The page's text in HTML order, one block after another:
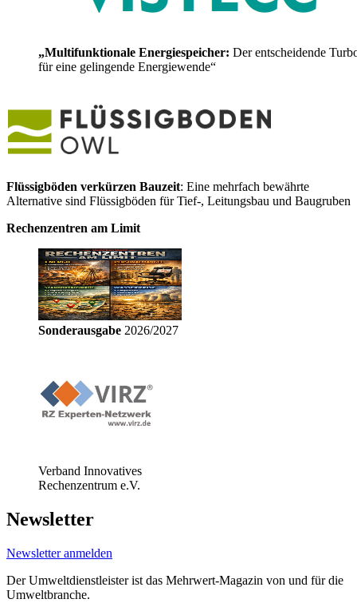
„Multifunktionale Energiespeicher: Der entscheidende
für eine gelingende Energiewende“
Flüssigböden verkürzen Bauzeit: Eine mehrfach bewährte
Alternative sind Flüssigböden für Tief-, Leitungsbau und Baugruben
Rechenzentren am Limit
Sonderausgabe 2026/2027
Verband Innovatives
Rechenzentrum e.V.
Newsletter
Newsletter anmelden
Der Umweltdienstleister ist das Mehrwert-Magazin von und für die
Umweltbranche.